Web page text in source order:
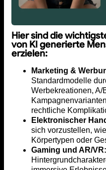
Hier sind die
von KI generierte
erzielen:
Marketing &
Standardmodelle
Werbekreationen, A/
rechtliche
Elektronischer
sich vorzustellen,
Körpertypen oder
Gaming und AR/VR: